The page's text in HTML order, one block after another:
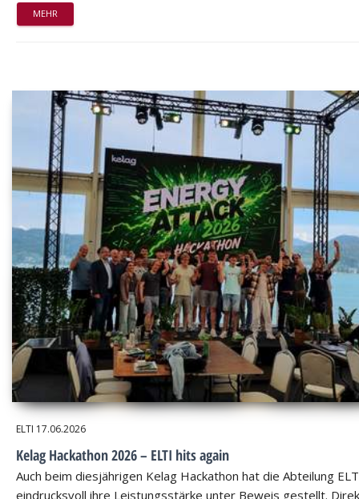
MEHR
ELTI 17.06.2026
Kelag Hackathon 2026 – ELTI hits again
Auch beim diesjährigen Kelag Hackathon hat die Abteilung
eindrucksvoll ihre Leistungsstärke unter Beweis gestellt.